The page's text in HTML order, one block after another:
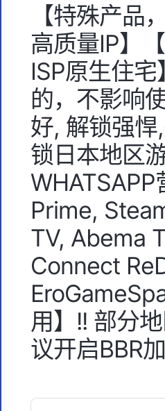
【特殊产品
高质量IP】
ISP原生住
的，不影响
好, 解锁强
锁日本地区
Prime,
TV, Abema
Connect
用】!! 部分
议开启BBR